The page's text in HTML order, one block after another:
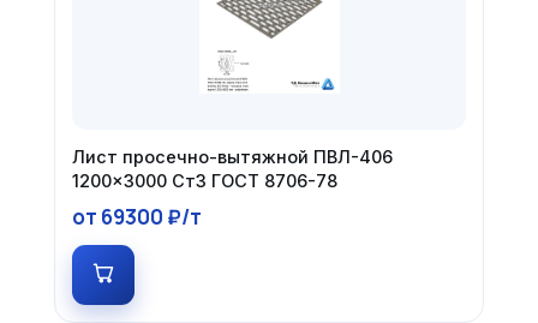
Лист просечно-вытяжной ПВЛ-406
1200×3000 Ст3 ГОСТ 8706-78
от 69300 ₽/т